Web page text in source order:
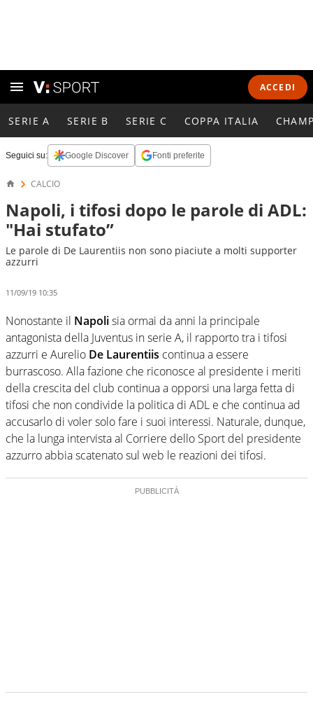
ACCEDI
SERIE A SERIE B SERIE C COPPA ITALIA
Seguici su: Google Discover Fonti preferite
CALCIO
Napoli, i tifosi dopo le parole di ADL:
"Hai stufato”
Le parole di De Laurentiis non sono piaciute a molti supporter
azzurri
11/09/19 10:35
Nonostante il Napolisia ormai da anni la principale
antagonista della Juventus in serie A, il rapporto tra i tifosi
azzurri e Aurelio De Laurentiis continua a essere
burrascoso. Alla fazione che riconosce al presidente i meriti
della crescita del club continua a opporsi una larga fetta di
tifosi che non condivide la politica di ADL e che continua ad
accusarlo di voler solo fare i suoi interessi. Naturale, dunque,
che la lunga intervista al Corriere dello Sport del presidente
azzurro abbia scatenato sul web le reazioni dei tifosi.